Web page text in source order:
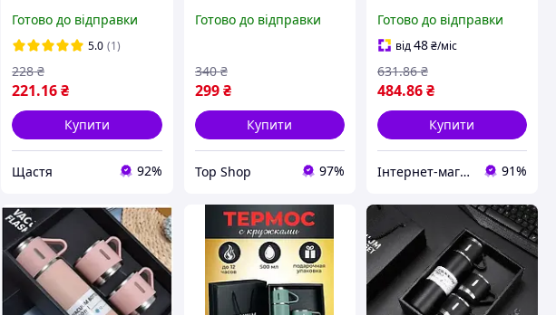
Готово до відправки
5.0 (1)
221.16₴
228 ₴
Купити
Щастя 92%
Подарунковий
напоїв
Готово до відправки
299 ₴
340 ₴
Купити
Top Shop 97%
нержавіючої сталі та 3
чашки комплект колір
рожевий
Готово до відправки
від48₴/міс
484.86₴
631.86 ₴
Купити
Інтернет-магазин Allegoriya 91%